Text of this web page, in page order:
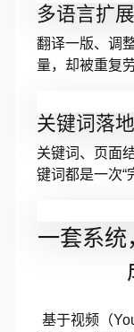
多语言扩
翻译一版、调
量，却被重复
关键词落
关键词、页面
键词都是一次“
一套系统
基于视频（